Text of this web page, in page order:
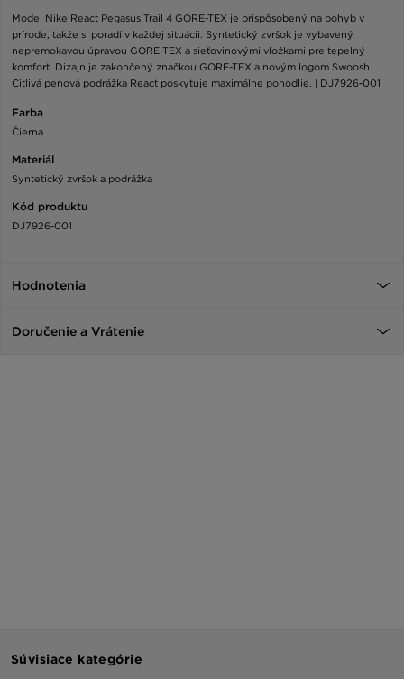
Model Nike React Pegasus Trail 4 GORE-TEX je prispôsobený na pohyb v
prírode, takže si poradí v každej situácii. Syntetický zvršok je vybavený
nepremokavou úpravou GORE-TEX a sieťovinovými vložkami pre tepelný
komfort. Dizajn je zakončený značkou GORE-TEX a novým logom Swoosh.
Citlivá penová podrážka React poskytuje maximálne pohodlie. | DJ7926-001
Farba
Čierna
Materiál
Syntetický zvršok a podrážka
Kód produktu
DJ7926-001
Hodnotenia
Doručenie a Vrátenie
Súvisiace kategórie